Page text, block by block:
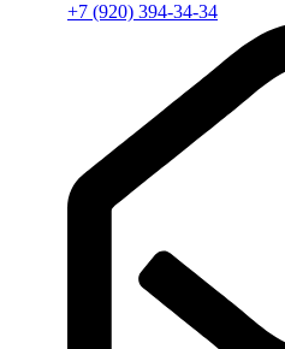
+7 (920) 394-34-34